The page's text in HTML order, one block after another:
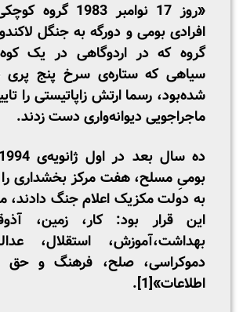
«روز 17 نوامبر
افرادی بومی و دورگه به جنگل
گروه که در اردوگاهی در یک
سیاهی که ستاره‌ی سرخ پنج‌
شده‌بود، رسما ارتش زاپاتیستی را
ماجراجویی دیوانه‌واری دست زدند.
بومیِ مسلح، هفت مرکز بخشداری
به دولت مکزیک اعلام جنگ دادند،
این قرار بود: کار، زمین،
بهداشت،آموزش، استقلال،
دموکراسی، صلح، فرهنگ و حق
اطلاعات»[1]
.